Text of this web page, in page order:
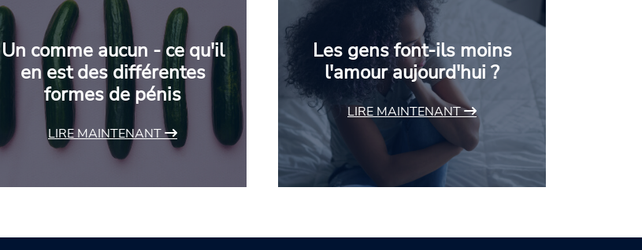
Un comme aucun - ce qu'il
en est des différentes
formes de pénis
LIRE MAINTENANT
Les gens font-ils moins
l'amour aujourd'hui ?
LIRE MAINTENANT